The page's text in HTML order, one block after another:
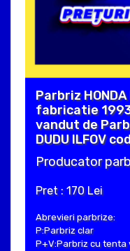
Parbriz
fabricatie
vandut de
DUDU ILFOV
Producator
Pret : 170 Lei
Abrevieri parbrize:
P:Parbriz clar
P+V:Parbriz cu tenta